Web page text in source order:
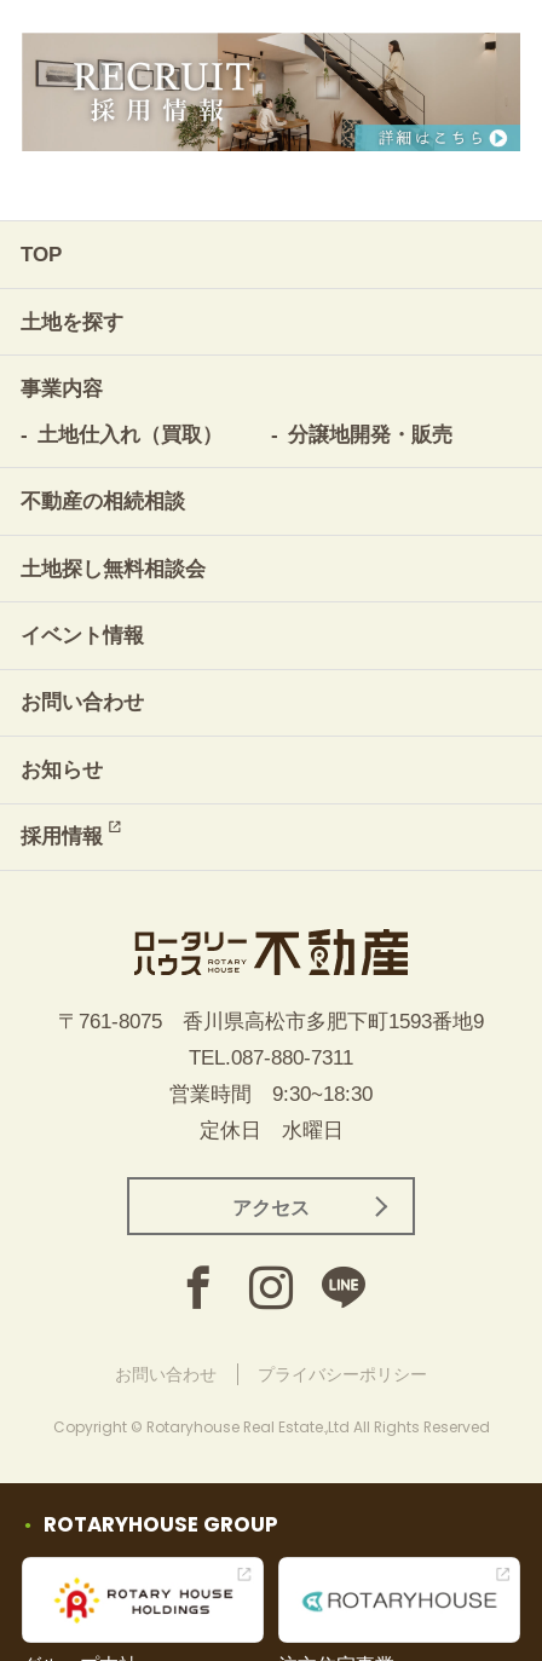
TOP
土地を探す
事業内容
土地仕入れ（買取）
分譲地開発・販売
不動産の相続相談
土地探し無料相談会
イベント情報
お問い合わせ
お知らせ
採用情報
〒761-8075 香川県高松市多肥下町1593番地9
TEL.087-880-7311
営業時間 9:30~18:30
定休日 水曜日
アクセス
お問い合わせ プライバシーポリシー
Copyright © Rotaryhouse Real Estate.,Ltd All Rights Reserved
ROTARYHOUSE GROUP